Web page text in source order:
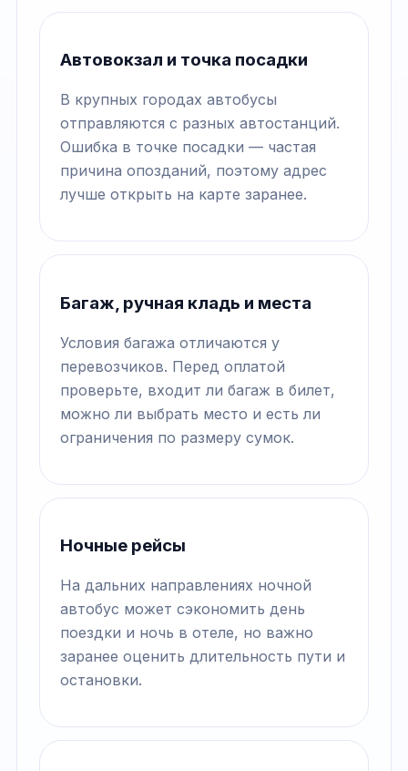
Автовокзал и точка посадки
В крупных городах автобусы
отправляются с разных автостанций.
Ошибка в точке посадки — частая
причина опозданий, поэтому адрес
лучше открыть на карте заранее.
Багаж, ручная кладь и места
Условия багажа отличаются у
перевозчиков. Перед оплатой
проверьте, входит ли багаж в билет,
можно ли выбрать место и есть ли
ограничения по размеру сумок.
Ночные рейсы
На дальних направлениях ночной
автобус может сэкономить день
поездки и ночь в отеле, но важно
заранее оценить длительность пути и
остановки.